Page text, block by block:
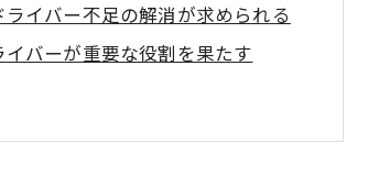
イバー不足の解消が求められる
バーが重要な役割を果たす